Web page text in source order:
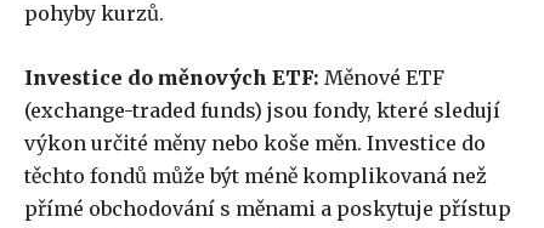
pohyby kurzů.
Investice do měnových ETF: Měnové ETF
(exchange-traded funds) jsou fondy, které sledují
výkon určité měny nebo koše měn. Investice do
těchto fondů může být méně komplikovaná než
přímé obchodování s měnami a poskytuje přístup